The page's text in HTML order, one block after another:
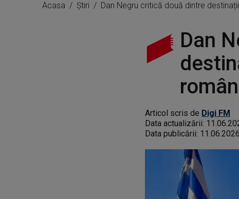
Acasa Știri Dan Negru critică două dintre
Dan
Articol scris de Digi FM
Data actualizării:
Data publicării: